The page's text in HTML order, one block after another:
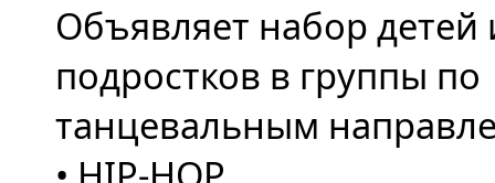
Объявляет набор детей
подростков в группы по
танцевальным